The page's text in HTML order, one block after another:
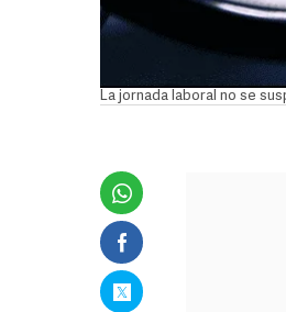
La jornada laboral no se